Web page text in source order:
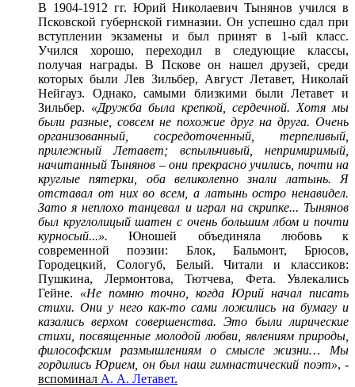
В 1904-1912 гг. Юрий Николаевич Тынянов учился в
Псковской губернской гимназии. Он успешно сдал при
вступлении экзамены и был принят в 1-ый класс.
Учился хорошо, переходил в следующие классы,
получая награды. В Пскове он нашел друзей, среди
которых были Лев Зильбер, Август Летавет, Николай
Нейгауз. Однако, самыми близкими были Летавет и
Зильбер. «Дружба была крепкой, сердечной. Хотя мы
были разные, совсем не похожие друг на друга. Очень
организованный, сосредоточенный, терпеливый,
прилежный Летавет; вспыльчивый, непримиримый,
начитанный Тынянов – они прекрасно учились, почти на
круглые пятерки, оба великолепно знали латынь. Я
отставал от них во всем, а латынь остро ненавидел.
Зато я неплохо танцевал и играл на скрипке... Тынянов
был круглолицый шатен с очень большим лбом и почти
курносый...». Юношей объединяла любовь к
современной поэзии: Блок, Бальмонт, Брюсов,
Городецкий, Сологуб, Белый. Читали и классиков:
Пушкина, Лермонтова, Тютчева, Фета. Увлекались
Гейне. «Не помню точно, когда Юрий начал писать
стихи. Они у него как-то сами ложились на бумагу и
казались верхом совершенства. Это были лирические
стихи, посвященные молодой любви, явлениям природы,
философским размышлениям о смысле жизни… Мы
гордились Юрием, он был наш гимнастический поэт», -
вспоминал А. А. Летавет.